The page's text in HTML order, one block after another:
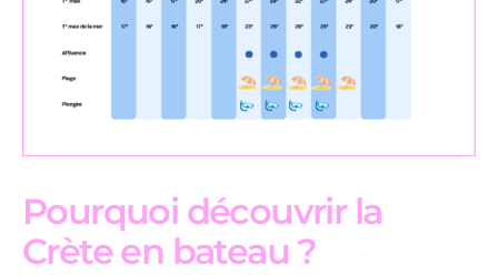
Pourquoi découvrir la
Crète en bateau ?